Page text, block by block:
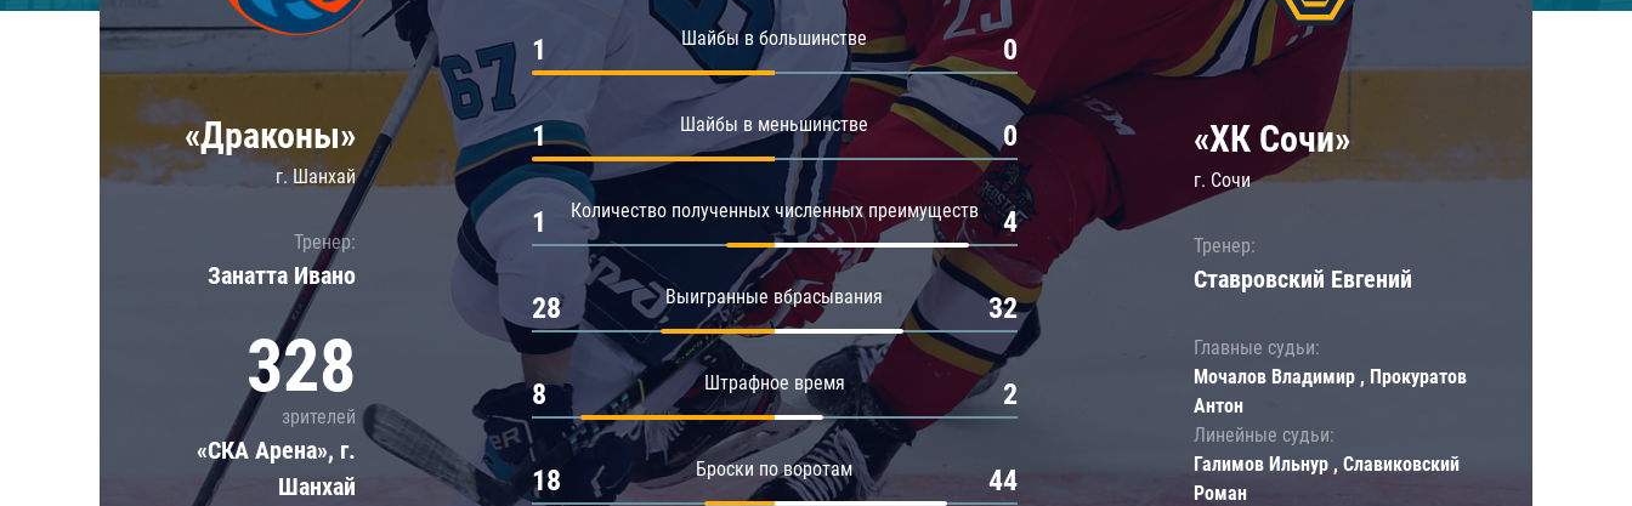
Локомотив
Шанхайские Драконы
Амур
Барыс
Салават Юлаев
«Драконы»
г. Шанхай
Тренер:
Занатта Иванo
328
зрителей
«СКА Арена», г.
Шанхай
Шайбы в большинстве
1 0
Шайбы в меньшинстве
1 0
Количество полученных численных преимуществ
1 4
Выигранные вбрасывания
28 32
Штрафное время
8 2
Броски по воротам
18 44
«ХК Сочи»
г. Сочи
Тренер:
Ставровский Евгений
Главные судьи:
Мочалов Владимир , Прокуратов
Антон
Линейные судьи:
Галимов Ильнур , Славиковский
Роман